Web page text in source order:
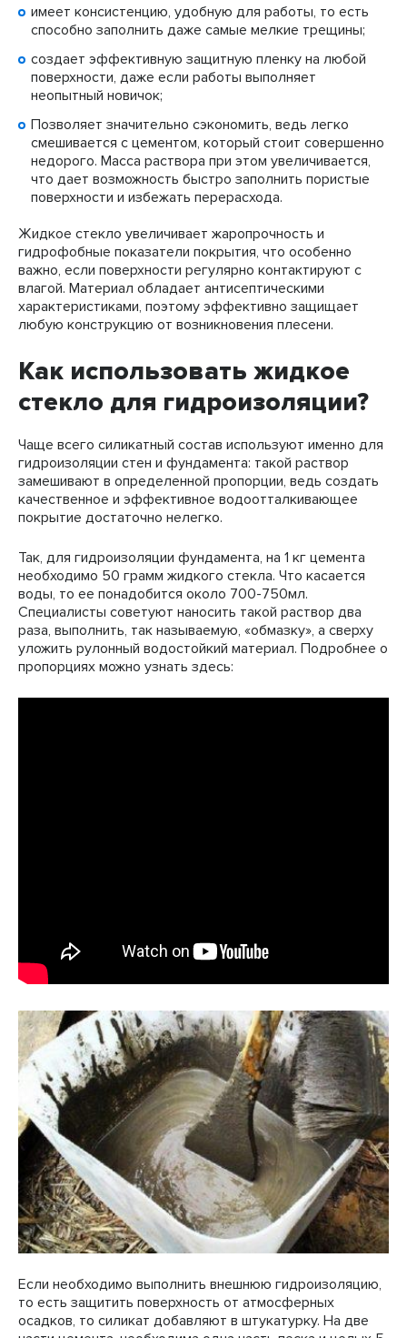
имеет консистенцию, удобную для работы, то есть
способно заполнить даже самые мелкие трещины;
создает эффективную защитную пленку на любой
поверхности, даже если работы выполняет
неопытный новичок;
Позволяет значительно сэкономить, ведь легко
смешивается с цементом, который стоит совершенно
недорого. Масса раствора при этом увеличивается,
что дает возможность быстро заполнить пористые
поверхности и избежать перерасхода.
Жидкое стекло увеличивает жаропрочность и
гидрофобные показатели покрытия, что особенно
важно, если поверхности регулярно контактируют с
влагой. Материал обладает антисептическими
характеристиками, поэтому эффективно защищает
любую конструкцию от возникновения плесени.
Как использовать жидкое
стекло для гидроизоляции?
Чаще всего силикатный состав используют именно для
гидроизоляции стен и фундамента: такой раствор
замешивают в определенной пропорции, ведь создать
качественное и эффективное водоотталкивающее
покрытие достаточно нелегко.
Так, для гидроизоляции фундамента, на 1 кг цемента
необходимо 50 грамм жидкого стекла. Что касается
воды, то ее понадобится около 700-750мл.
Специалисты советуют наносить такой раствор два
раза, выполнить, так называемую, «обмазку», а сверху
уложить рулонный водостойкий материал. Подробнее о
пропорциях можно узнать здесь:
Если необходимо выполнить внешнюю гидроизоляцию,
то есть защитить поверхность от атмосферных
осадков, то силикат добавляют в штукатурку. На две